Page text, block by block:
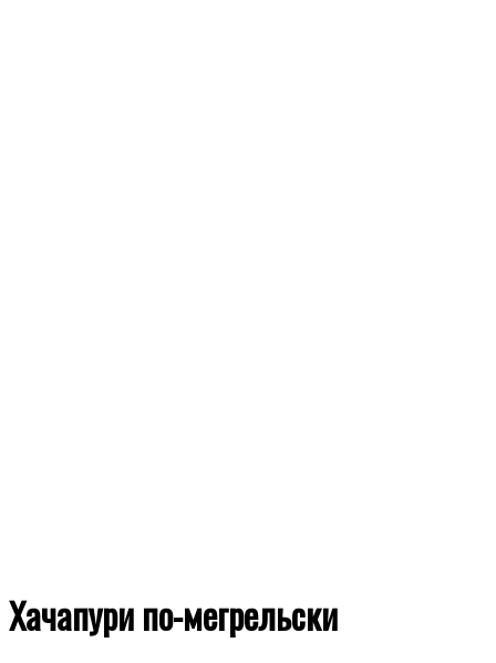
Хачапури по-мегрельски